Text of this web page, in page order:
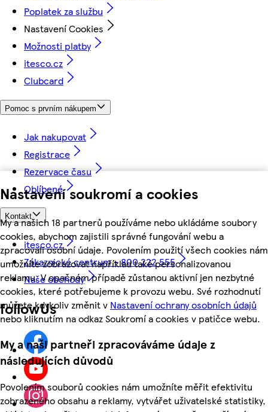
Nastavení soukromí a cookies
My a našich 18 partnerů používáme nebo ukládáme soubory
cookies, abychom zajistili správné fungování webu a
zpracovali osobní údaje. Povolením použití všech cookies nám
umožníte zobrazovat například také personalizovanou
reklamu. V opačném případě zůstanou aktivní jen nezbytné
cookies, které potřebujeme k provozu webu. Své rozhodnutí
můžete kdykoliv změnit v Nastavení ochrany osobních údajů
nebo kliknutím na odkaz Soukromí a cookies v patičce webu.
My a naši partneři zpracováváme údaje z
následujících důvodů
Povolením souborů cookies nám umožníte měřit efektivitu
zobrazeného obsahu a reklamy, vytvářet uživatelské statistiky,
Poplatek za službu
Nastavení Cookies
Možnosti platby
itesco.cz
Clubcard
Pomoc s prvním nákupem
Jak nakupovat
Registrace
Rezervace času
Oblíbené
Kontakt
itesco.cz
Zákaznické centrum - 800 222 555
Naše obchody
followUs